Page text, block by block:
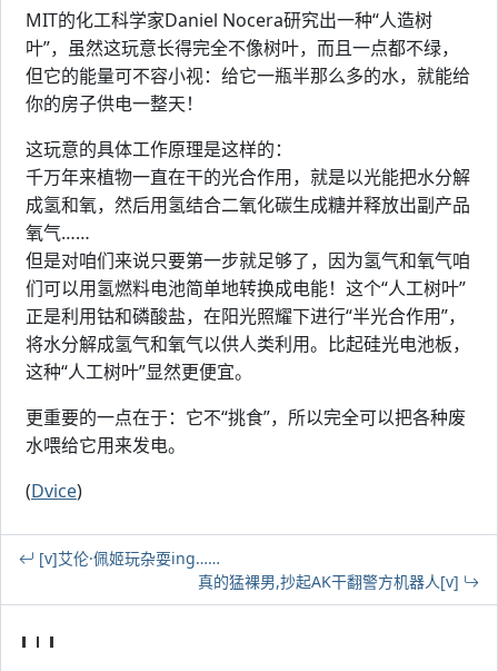
MIT的化工科学家Daniel Nocera研究出一种“人造树
叶”，虽然这玩意长得完全不像树叶，而且一点都不绿，
但它的能量可不容小视：给它一瓶半那么多的水，就能给
你的房子供电一整天！
这玩意的具体工作原理是这样的：
千万年来植物一直在干的光合作用，就是以光能把水分解
成氢和氧，然后用氢结合二氧化碳生成糖并释放出副产品
氧气……
但是对咱们来说只要第一步就足够了，因为氢气和氧气咱
们可以用氢燃料电池简单地转换成电能！这个“人工树叶”
正是利用钴和磷酸盐，在阳光照耀下进行“半光合作用”，
将水分解成氢气和氧气以供人类利用。比起硅光电池板，
这种“人工树叶”显然更便宜。
更重要的一点在于：它不“挑食”，所以完全可以把各种废
水喂给它用来发电。
(Dvice)
[v]艾伦·佩姬玩杂耍ing……
真的猛裸男,抄起AK干翻警方机器人[v]